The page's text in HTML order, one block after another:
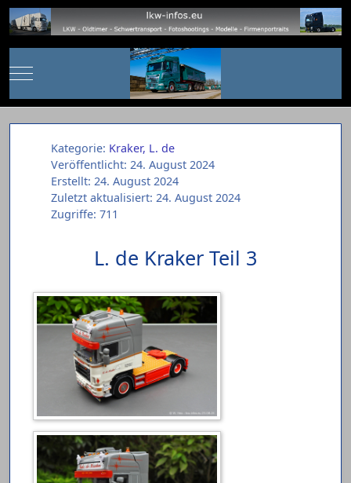
Mobile Menu Toggle
Kategorie: Kraker, L. de
Veröffentlicht: 24. August 2024
Erstellt: 24. August 2024
Zuletzt aktualisiert: 24. August 2024
Zugriffe: 711
L. de Kraker Teil 3